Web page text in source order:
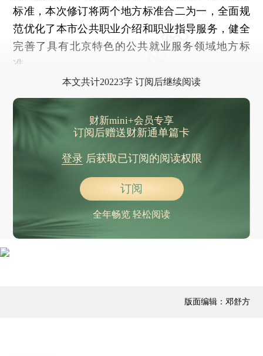
西安市网信办查处低俗网红账号
晨读荐闻（国内、国际、市场消息28条）
3月信贷超预期新增3.89万亿元 居民部门信贷修复初现
标准，本次修订将两个地方标准合二为一，全面规
范优化了本市公共职业介绍和职业指导服务，健全
完善了具有北京特色的公共就业服务领域地方标
准。
本文共计20223字 订阅后继续阅读
财新mini+会员专享
订阅后赠送财新通单篇卡
登录后获取已订阅的阅读权限
订阅
全年畅览 轻松阅读
版面编辑：邓舒方